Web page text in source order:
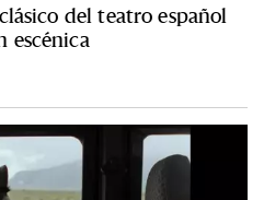
del teatro español
escénica